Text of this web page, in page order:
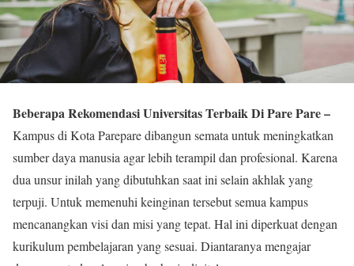
Beberapa Rekomendasi Universitas Terbaik Di Pare Pare –
Kampus di Kota Parepare dibangun semata untuk meningkatkan
sumber daya manusia agar lebih terampil dan profesional. Karena
dua unsur inilah yang dibutuhkan saat ini selain akhlak yang
terpuji. Untuk memenuhi keinginan tersebut semua kampus
mencanangkan visi dan misi yang tepat. Hal ini diperkuat dengan
kurikulum pembelajaran yang sesuai. Diantaranya mengajar